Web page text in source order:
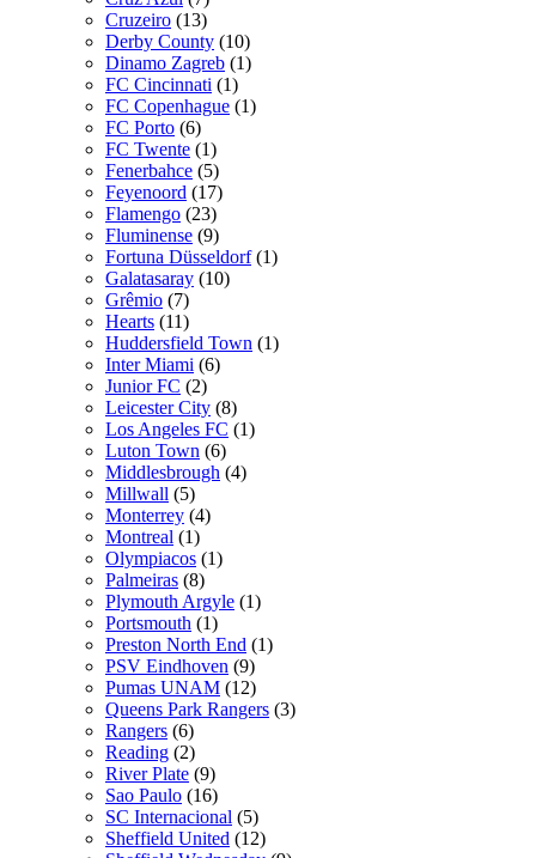
Cruzeiro (13)
Derby County (10)
Dinamo Zagreb (1)
FC Cincinnati (1)
FC Copenhague (1)
FC Porto (6)
FC Twente (1)
Fenerbahce (5)
Feyenoord (17)
Flamengo (23)
Fluminense (9)
Fortuna Düsseldorf (1)
Galatasaray (10)
Grêmio (7)
Hearts (11)
Huddersfield Town (1)
Inter Miami (6)
Junior FC (2)
Leicester City (8)
Los Angeles FC (1)
Luton Town (6)
Middlesbrough (4)
Millwall (5)
Monterrey (4)
Montreal (1)
Olympiacos (1)
Palmeiras (8)
Plymouth Argyle (1)
Portsmouth (1)
Preston North End (1)
PSV Eindhoven (9)
Pumas UNAM (12)
Queens Park Rangers (3)
Rangers (6)
Reading (2)
River Plate (9)
Sao Paulo (16)
SC Internacional (5)
Sheffield United (12)